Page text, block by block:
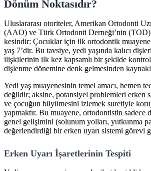
Dönüm Noktasıdır?
Uluslararası otoriteler, Amerikan Ortodonti
(AAO) ve Türk Ortodonti Derneği’nin (TOD)
kesindir: Çocuklar için ilk ortodontik
yaş 7’dir. Bu tavsiye, yedi yaşında kalıcı
ilişkilerinin ilk kez kapsamlı bir şekilde kontrol
dişlenme dönemine denk gelmesinden
Yedi yaş muayenesinin temel amacı, hemen
değildir; aksine, potansiyel problemleri erken
ve çocuğun büyümesini izlemek suretiyle
yapmaktır. Bu muayene, ortodontistin sadece
genel gelişimini (solunum yolları, yutkunma
değerlendirdiği bir erken uyarı sistemi görevi
Erken Uyarı İşaretlerinin Tespiti